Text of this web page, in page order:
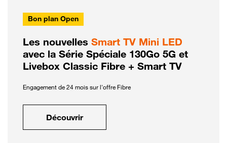
Bon plan Open
Les nouvelles Smart TV Mini LED
avec la Série Spéciale 130Go 5G et
Livebox Classic Fibre + Smart TV
Engagement de 24 mois sur l'offre Fibre
Découvrir